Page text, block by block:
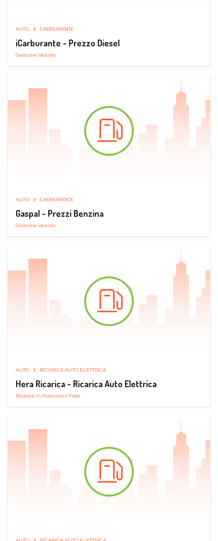
AUTO CARBURANTE
iCarburante - Prezzo Diesel
Gestione Veicolo
AUTO CARBURANTE
Gaspal - Prezzi Benzina
Gestione Veicolo
AUTO RICARICA AUTO ELETTRICA
Hera Ricarica - Ricarica Auto Elettrica
Ricarica in Postazioni Fisse